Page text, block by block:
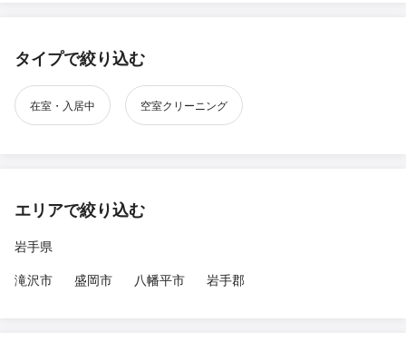
タイプで絞り込む
在室・入居中 空室クリーニング
エリアで絞り込む
岩手県
滝沢市
盛岡市 八幡平市 岩手郡